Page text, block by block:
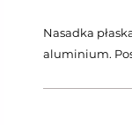
Nasadka
aluminium.